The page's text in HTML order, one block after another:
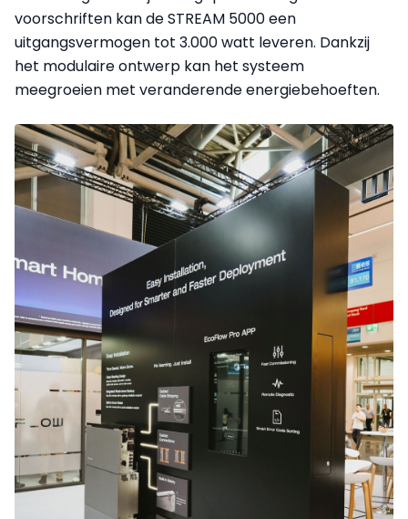
voorschriften kan de STREAM 5000 een
uitgangsvermogen tot 3.000 watt leveren. Dankzij
het modulaire ontwerp kan het systeem
meegroeien met veranderende energiebehoeften.